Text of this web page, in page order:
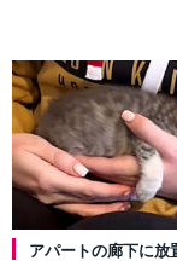
アパートの廊下に放